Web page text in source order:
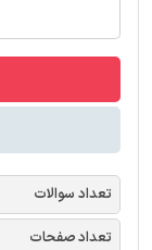
تعداد سوالات
تعداد صفحات